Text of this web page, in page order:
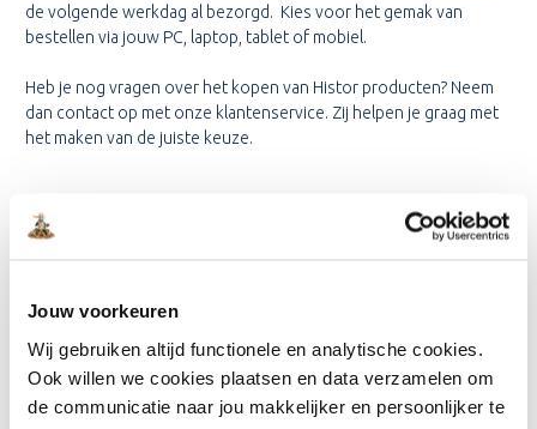
Jouw voorkeuren
Wij gebruiken altijd functionele en analytische cookies.
Ook willen we cookies plaatsen en data verzamelen om
de communicatie naar jou makkelijker en persoonlijker te
de volgende werkdag al bezorgd. Kies voor het gemak van
bestellen via jouw PC, laptop, tablet of mobiel.
Heb je nog vragen over het kopen van Histor producten? Neem
dan contact op met onze klantenservice. Zij helpen je graag met
het maken van de juiste keuze.
HISTOR PRIJS
Nog zo’n voordeel van onze online verf winkel, je ziet altijd direct
prijzen?
Wij maken jouw verf bestelling nog voordeliger: kijk bij de
verfbenodigdheden naar de combideals. Een combideal is
bijvoorbeeld een verfbakje met verfroller en beugel die je voor